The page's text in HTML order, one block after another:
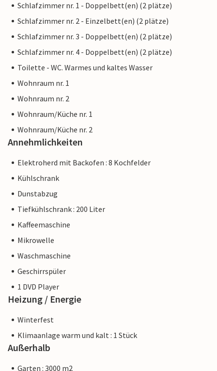
Schlafzimmer nr. 1 - Doppelbett(en) (2 plätze)
Schlafzimmer nr. 2 - Einzelbett(en) (2 plätze)
Schlafzimmer nr. 3 - Doppelbett(en) (2 plätze)
Schlafzimmer nr. 4 - Doppelbett(en) (2 plätze)
Toilette - WC. Warmes und kaltes Wasser
Wohnraum nr. 1
Wohnraum nr. 2
Wohnraum/Küche nr. 1
Wohnraum/Küche nr. 2
Annehmlichkeiten
Elektroherd mit Backofen : 8 Kochfelder
Kühlschrank
Dunstabzug
Tiefkühlschrank : 200 Liter
Kaffeemaschine
Mikrowelle
Waschmaschine
Geschirrspüler
1 DVD Player
Heizung / Energie
Winterfest
Klimaanlage warm und kalt : 1 Stück
Außerhalb
Garten : 3000 m2